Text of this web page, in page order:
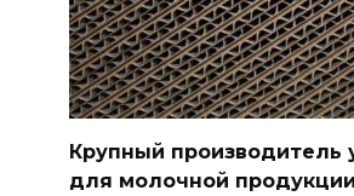
Крупный производитель
для молочной продукции